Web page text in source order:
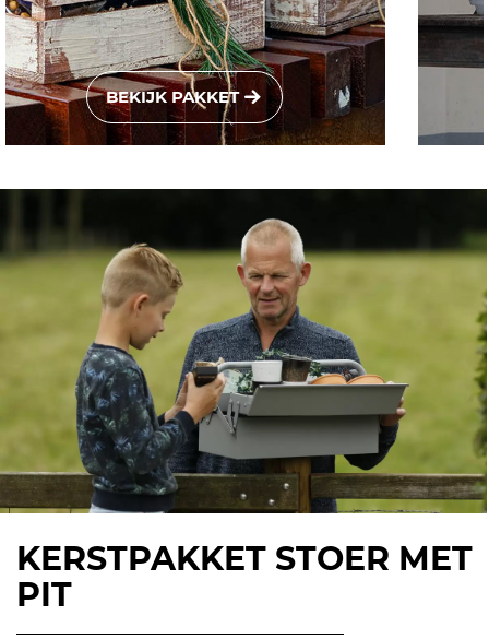
BEKIJK PAKKET
KERSTPAKKET STOER MET
PIT